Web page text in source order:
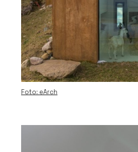
Foto: eArch